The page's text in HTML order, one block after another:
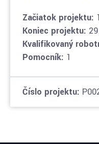
Začiatok projektu:
Koniec projektu:
Kvalifikovaný
Pomocník: 1
Číslo projektu: